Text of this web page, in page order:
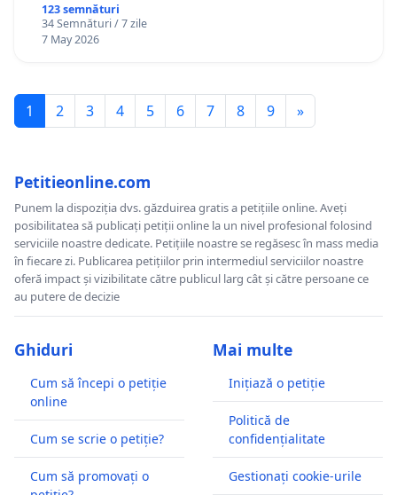
123 semnături
34 Semnături / 7 zile
7 May 2026
1 2 3 4 5 6 7 8 9 »
Petitieonline.com
Punem la dispoziția dvs. găzduirea gratis a petițiile online. Aveți
posibilitatea să publicați petiții online la un nivel profesional folosind
serviciile noastre dedicate. Petițiile noastre se regăsesc în mass media
în fiecare zi. Publicarea petițiilor prin intermediul serviciilor noastre
oferă impact și vizibilitate către publicul larg cât și către persoane ce
au putere de decizie
Ghiduri
Cum să începi o petiție
online
Cum se scrie o petiție?
Cum să promovați o
Mai multe
Inițiază o petiție
Politică de
confidențialitate
Gestionați cookie-urile